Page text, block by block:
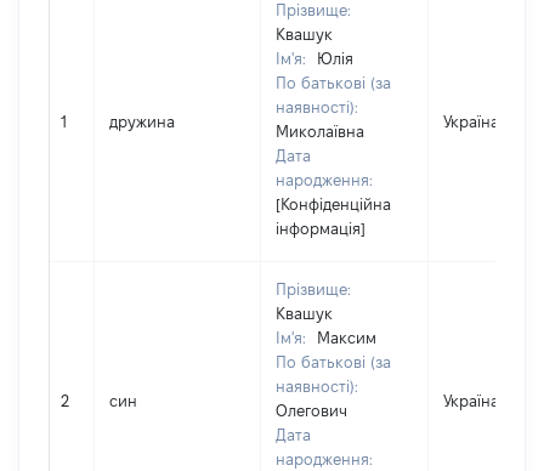
1 дружина
Прізвище:
Квашук
Ім'я:
Юлія
По батькові (за
наявності):
Миколаївна
Дата
народження:
[Конфіденційна
інформація]
Україна
2 син
Прізвище:
Квашук
Ім'я:
Максим
По батькові (за
наявності):
Олегович
Дата
народження:
Україна